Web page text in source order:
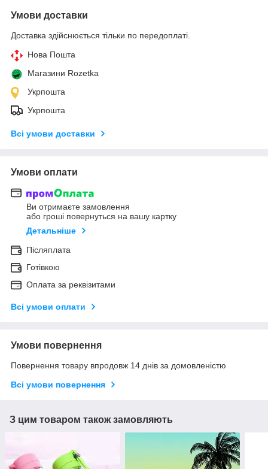
Умови доставки
Доставка здійснюється тільки по передоплаті.
Нова Пошта
Магазини Rozetka
Укрпошта
Укрпошта
Всі умови доставки
Умови оплати
Ви отримаєте замовлення
або гроші повернуться на вашу картку
Детальніше
Післяплата
Готівкою
Оплата за реквізитами
Всі умови оплати
Умови повернення
Повернення товару впродовж 14 днів за домовленістю
Всі умови повернення
З цим товаром також замовляють